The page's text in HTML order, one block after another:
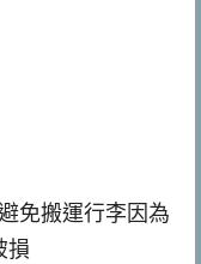
避免搬運行李因為
損